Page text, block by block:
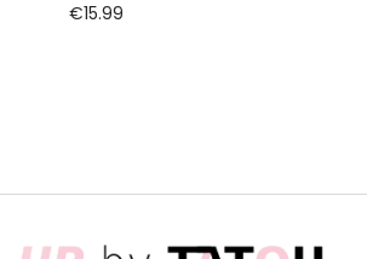
€15.99